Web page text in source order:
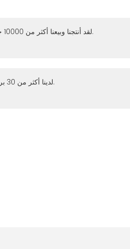
لقد أنتجنا وبيعنا أكثر من 10000 جهازًا سنويًا.
لدينا أكثر من 30 براءة اختراع.